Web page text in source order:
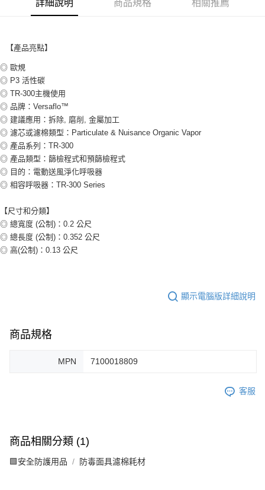
詳細說明 商品規格 相關推薦
【產品亮點】
◎ 歐規
◎ P3 活性碳
◎ TR-300主機使用
◎ 品牌：Versaflo™
◎ 建議應用：拆除, 磨削, 金屬加工
◎ 濾芯或濾棉類型：Particulate & Nuisance Organic Vapor
◎ 產品系列：TR-300
◎ 產品類型：篩檢程式和預篩檢程式
◎ 目的：電動送風淨化呼吸器
◎ 相容呼吸器：TR-300 Series
【尺寸和分類】
◎ 總寬度 (公制)：0.2 公尺
◎ 總長度 (公制)：0.352 公尺
◎ 高(公制)：0.13 公尺
顯示電腦版詳細說明
商品規格
MPN 7100018809
客服
商品相關分類 (1)
🟩安全防護用品 防毒面具濾棉耗材